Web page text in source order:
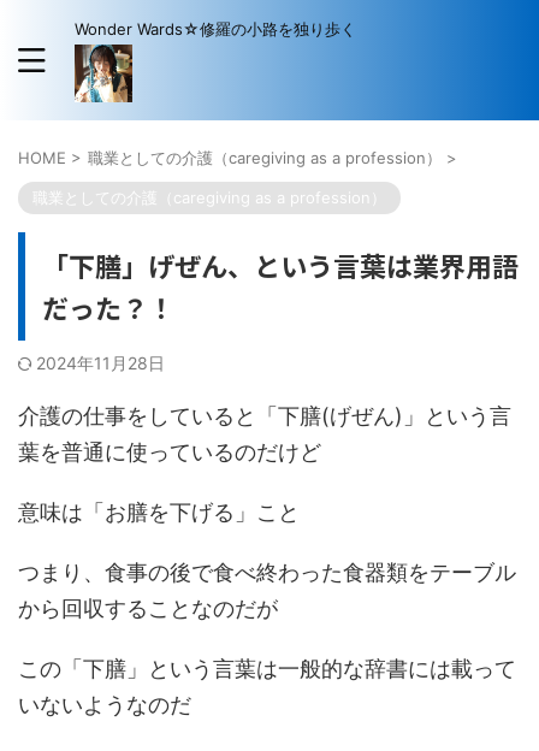
Wonder Wards☆修羅の小路を独り歩く
HOME > 職業としての介護（caregiving as a profession） >
職業としての介護（caregiving as a profession）
「下膳」げぜん、という言葉は業界用語
だった？！
2024年11月28日
介護の仕事をしていると「下膳(げぜん)」という言
葉を普通に使っているのだけど
意味は「お膳を下げる」こと
つまり、食事の後で食べ終わった食器類をテーブル
から回収することなのだが
この「下膳」という言葉は一般的な辞書には載って
いないようなのだ